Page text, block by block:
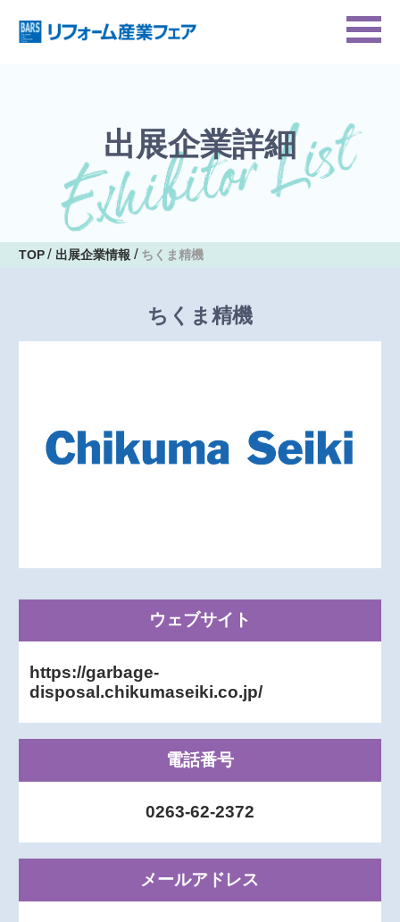
出展企業詳細
TOP 出展企業情報 ちくま精機
ちくま精機
ウェブサイト
https://garbage-
disposal.chikumaseiki.co.jp/
電話番号
0263-62-2372
メールアドレス